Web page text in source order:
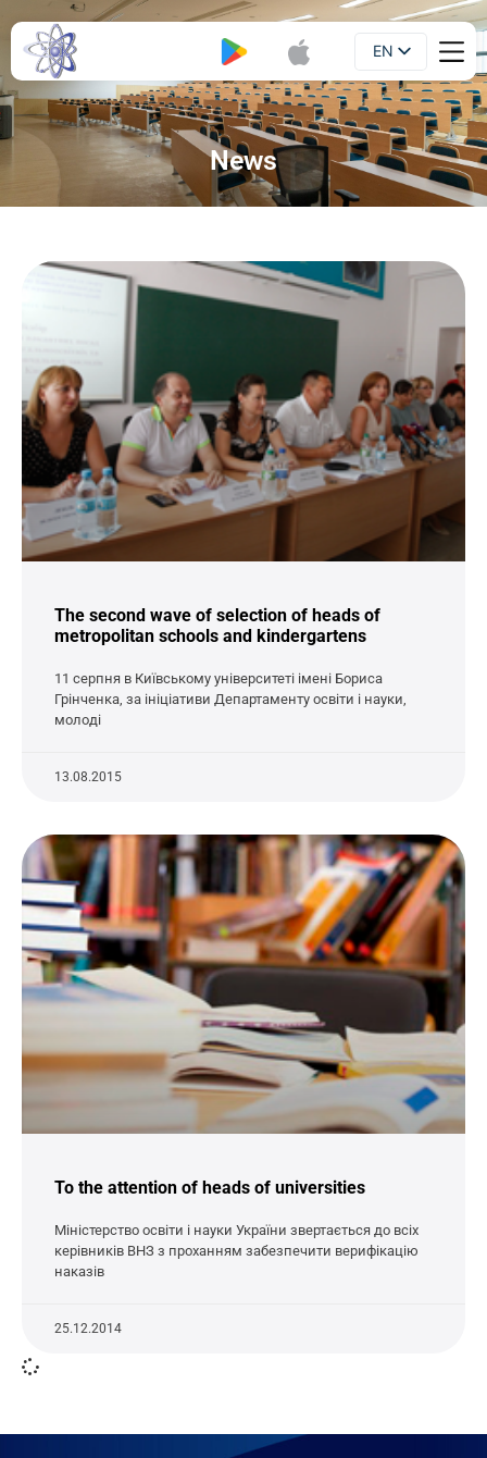
EN
UA
News
The second wave of selection of heads of
metropolitan schools and kindergartens
11 серпня в Київському університеті імені Бориса
Грінченка, за ініціативи Департаменту освіти і науки,
молоді
13.08.2015
To the attention of heads of universities
Міністерство освіти і науки України звертається до всіх
керівників ВНЗ з проханням забезпечити верифікацію
наказів
25.12.2014